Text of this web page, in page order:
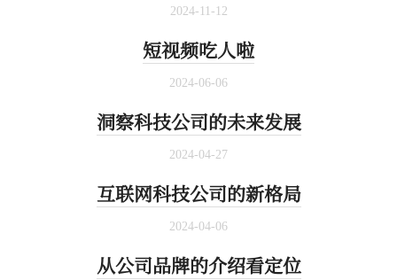
2024-11-12
短视频吃人啦
2024-06-06
洞察科技公司的未来发展
2024-04-27
互联网科技公司的新格局
2024-04-06
从公司品牌的介绍看定位